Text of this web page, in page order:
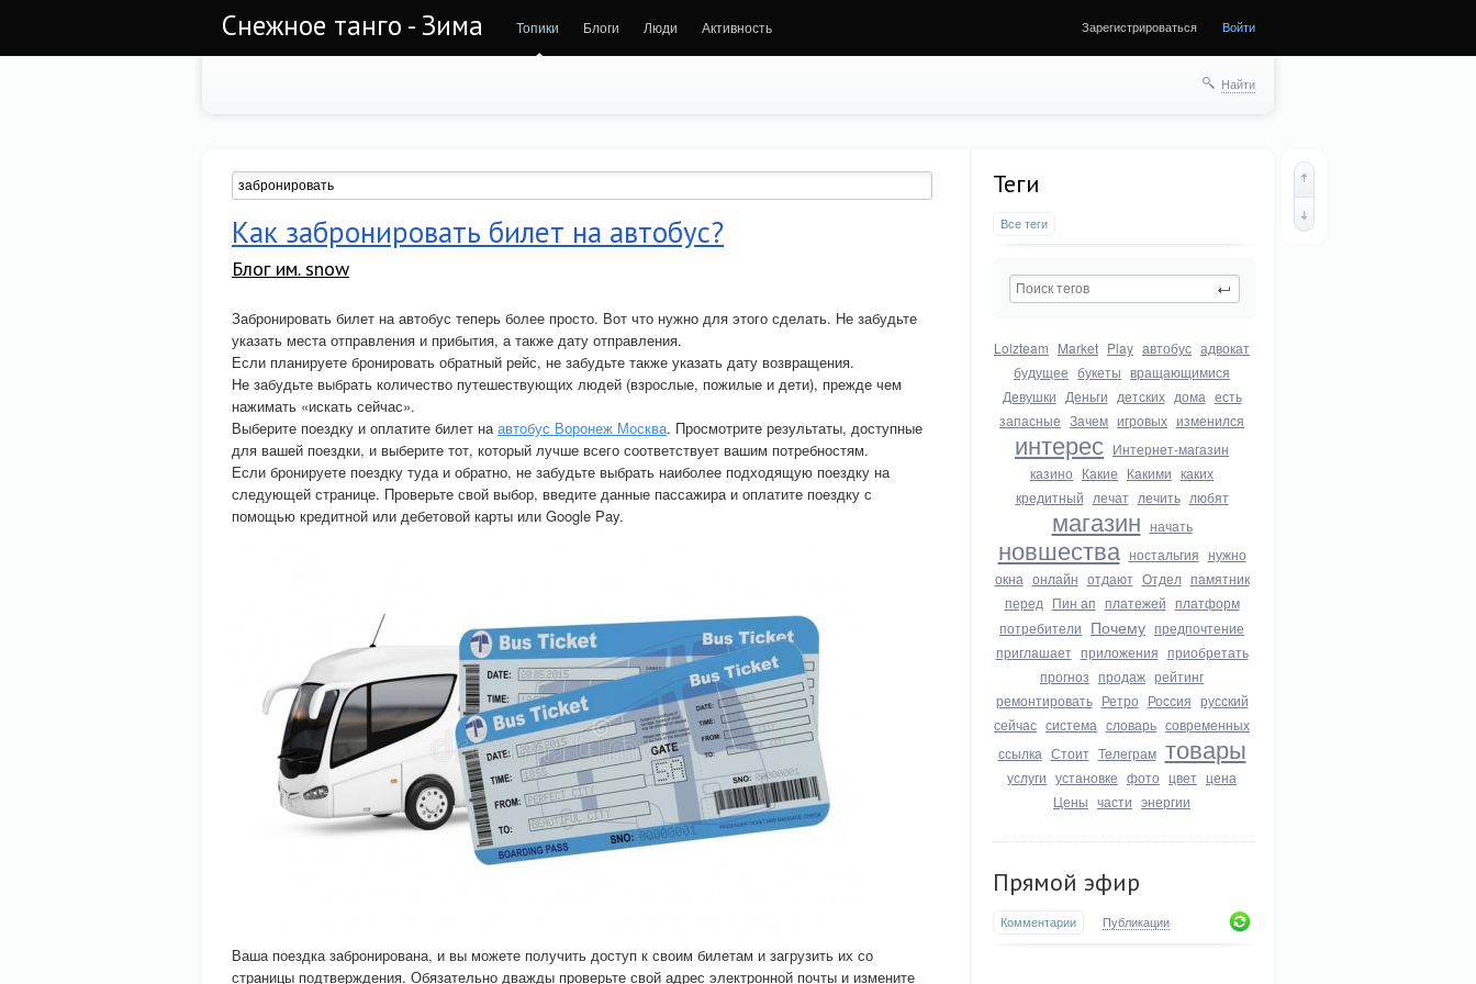
Снежное танго - Зима Топики Блоги Люди Активность Зарегистрироваться Войти
Найти
Теги
Все теги
Lolzteam Market Play автобус адвокат
будущее букеты вращающимися
Девушки Деньги детских дома есть
запасные Зачем игровых изменился
интерес Интернет-магазин
казино Какие Какими каких
кредитный лечат лечить любят
магазин начать
новшества ностальгия нужно
окна онлайн отдают Отдел памятник
перед Пин ап платежей платформ
потребители Почему предпочтение
приглашает приложения приобретать
прогноз продаж рейтинг
ремонтировать Ретро Россия русский
сейчас система словарь современных
ссылка Стоит Телеграм товары
услуги установке фото цвет цена
Цены части энергии
Прямой эфир
Комментарии Публикации
Как забронировать билет на автобус?
Блог им. snow
Забронировать билет на автобус теперь более просто. Вот что нужно для этого сделать. Не забудьте
указать места отправления и прибытия, а также дату отправления.
Если планируете бронировать обратный рейс, не забудьте также указать дату возвращения.
Не забудьте выбрать количество путешествующих людей (взрослые, пожилые и дети), прежде чем
нажимать «искать сейчас».
Выберите поездку и оплатите билет наавтобус Воронеж Москва. Просмотрите результаты, доступные
для вашей поездки, и выберите тот, который лучше всего соответствует вашим потребностям.
Если бронируете поездку туда и обратно, не забудьте выбрать наиболее подходящую поездку на
следующей странице. Проверьте свой выбор, введите данные пассажира и оплатите поездку с
помощью кредитной или дебетовой карты или Google Pay.
Ваша поездка забронирована, и вы можете получить доступ к своим билетам и загрузить их со
страницы подтверждения. Обязательно дважды проверьте свой адрес электронной почты и измените